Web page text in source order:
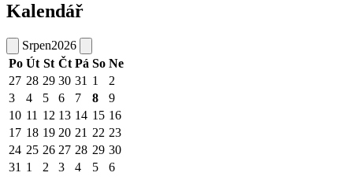
Kalendář
Srpen2026
Po Út St Čt Pá So Ne
27 28 29 30 31 1
2
3
4 5 6 7 8
9
10 11 12 13 14 15 16
17 18 19 20 21 22 23
24 25 26 27 28 29 30
31 1 2 3 4 5 6